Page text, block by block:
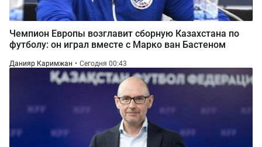
Чемпион Европы возглавит сборную Казахстана по
футболу: он играл вместе с Марко ван Бастеном
Данияр Каримжан Сегодня 00:43